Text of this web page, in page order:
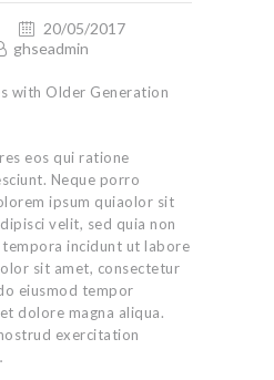
20/05/2017
ghseadmin
eos qui ratione
Neque porro
ipsum quiaolor sit
velit, sed quia non
tempora incidunt ut labore
sit amet, consectetur
eiusmod tempor
dolore magna aliqua.
exercitation